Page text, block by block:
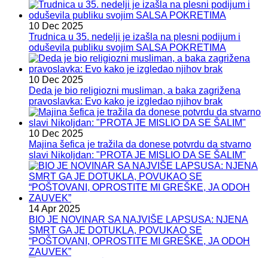
10 Dec 2025
Trudnica u 35. nedelji je izašla na plesni podijum i
oduševila publiku svojim SALSA POKRETIMA
10 Dec 2025
Deda je bio religiozni musliman, a baka zagrižena
pravoslavka: Evo kako je izgledao njihov brak
10 Dec 2025
Majina šefica je tražila da donese potvrdu da stvarno
slavi Nikoljdan: "PROTA JE MISLIO DA SE ŠALIM"
14 Apr 2025
BIO JE NOVINAR SA NAJVIŠE LAPSUSA: NJENA
SMRT GA JE DOTUKLA, POVUKAO SE
“POŠTOVANI, OPROSTITE MI GREŠKE, JA ODOH
ZAUVEK”